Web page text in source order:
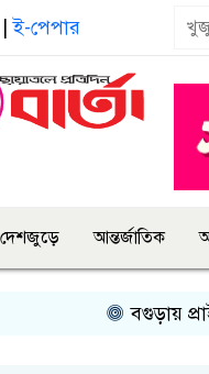
|ই-পেপার
দেশজুড়ে আন্তর্জাতিক
বগুড়ায়